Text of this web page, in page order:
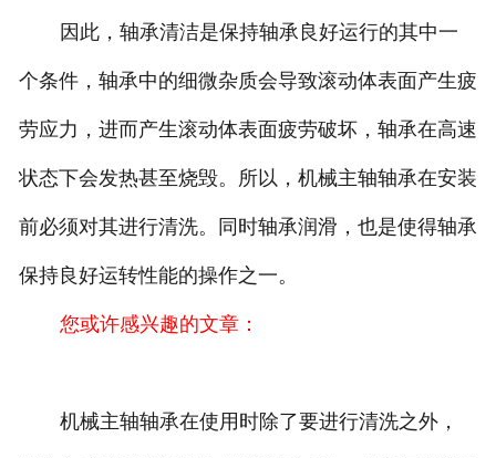
因此，轴承清洁是保持轴承良好运行的其中一
个条件，轴承中的细微杂质会导致滚动体表面产生疲
劳应力，进而产生滚动体表面疲劳破坏，轴承在高速
状态下会发热甚至烧毁。所以，机械主轴轴承在安装
前必须对其进行清洗。同时轴承润滑，也是使得轴承
保持良好运转性能的操作之一。
您或许感兴趣的文章：
机械主轴轴承在使用时除了要进行清洗之外，